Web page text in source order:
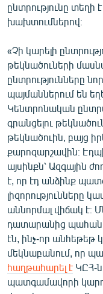
Հայերեն
Русский
ՀԵՏԵՎԵՔ ՄԵԶ
«Ազատության»
ընտրությունը տեղի
խախտումներով։
«Չի կարելի
թեկնածուների
ընտրությունները
պայմաններում են
Կենտրոնական
գրանցելու
թեկնածուին, բայց
քարոզարշավին։
այսինքն՝ Ազգային
է, որ էդ անձինք
լիզորությունները
աննորմալ վիճակ
դատարանից
էն, ինչ-որ անհեթեթ
մեկնաբանում, որ
հաղթահարել էԿԸՀ-
պատգամավորի